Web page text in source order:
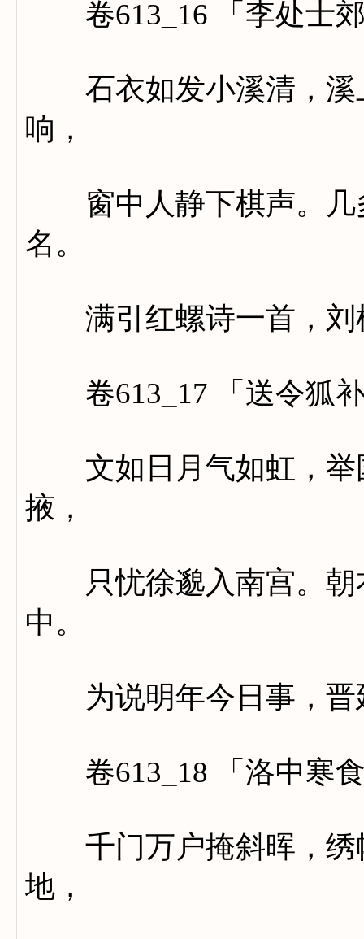
卷613_16 「李处士郊
石衣如发小溪清，溪
响，
窗中人静下棋声。几
名。
满引红螺诗一首，刘
卷613_17 「送令狐补
文如日月气如虹，举
掖，
只忧徐邈入南宫。朝
中。
为说明年今日事，晋
卷613_18 「洛中寒食
千门万户掩斜晖，绣
地，